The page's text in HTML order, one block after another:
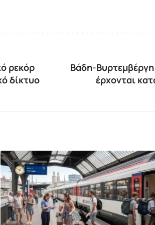
ρεκόρ
δίκτυο
Βάδη-
έρχονται